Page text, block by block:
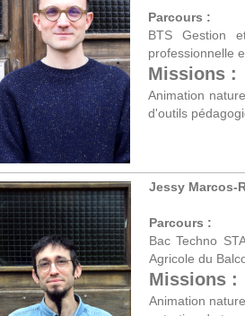
Parcours :
BTS Gestion
professionnelle
Missions :
Animation
d'outils
Jessy Marcos-
Parcours :
Bac Techno
Agricole du
Missions :
Animation